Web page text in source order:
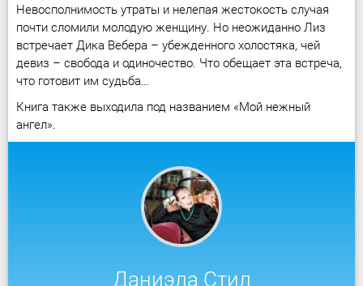
Невосполнимость утраты и нелепая жестокость случая
почти сломили молодую женщину. Но неожиданно Лиз
встречает Дика Вебера – убежденного холостяка, чей
девиз – свобода и одиночество. Что обещает эта встреча,
что готовит им судьба…
Книга также выходила под названием «Мой нежный
ангел».
Даниэла Стил